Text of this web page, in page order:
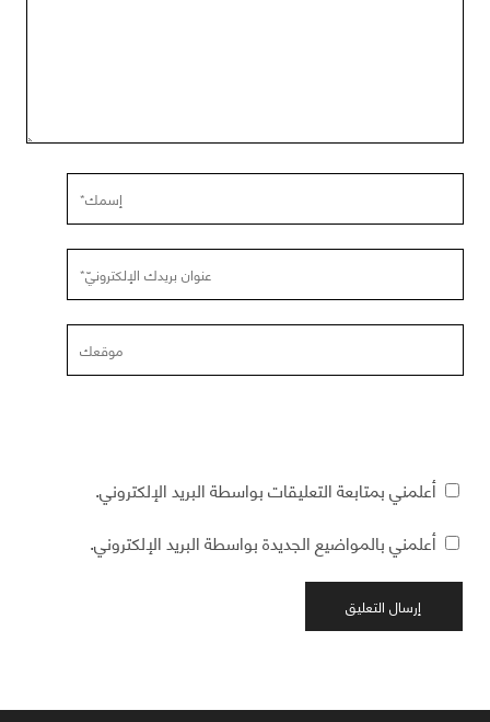
أعلمني بمتابعة التعليقات بواسطة البريد الإلكتروني.
أعلمني بالمواضيع الجديدة بواسطة البريد الإلكتروني.